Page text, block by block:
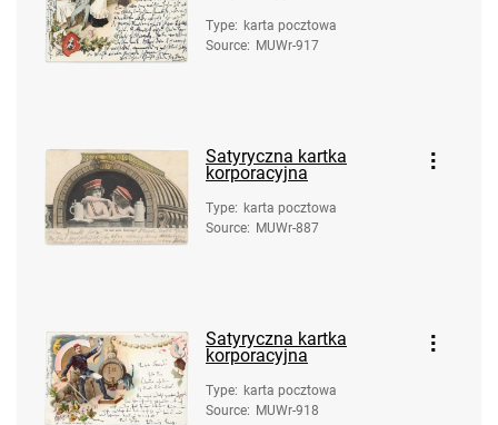
Type: karta pocztowa
Source: MUWr-917
Satyryczna kartka
korporacyjna
Type: karta pocztowa
Source: MUWr-887
Satyryczna kartka
korporacyjna
Type: karta pocztowa
Source: MUWr-918